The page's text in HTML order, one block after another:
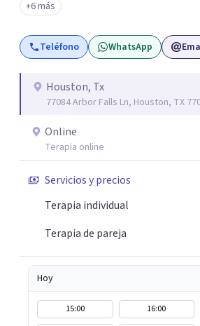
+6 más
Teléfono WhatsApp
Houston, Tx
77084 Arbor Falls Ln, Houston, TX
Online
Terapia online
Servicios y precios
Terapia individual
Terapia de pareja
Hoy
15:00 16:00